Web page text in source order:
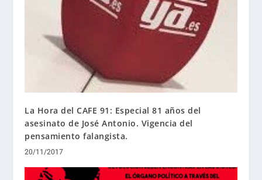
La Hora del CAFE 91: Especial 81 años del
asesinato de José Antonio. Vigencia del
pensamiento falangista.
20/11/2017